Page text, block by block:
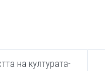
на културата-